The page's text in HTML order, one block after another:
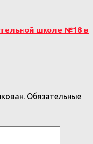
школе №18 в
Обязательные